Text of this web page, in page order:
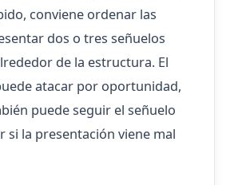
conviene ordenar las
dos o tres señuelos
de la estructura. El
atacar por oportunidad,
puede seguir el señuelo
si la presentación viene mal